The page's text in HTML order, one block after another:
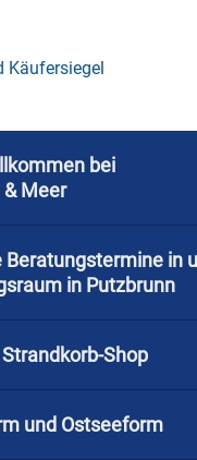
bei
Meer
Beratungstermine in
in Putzbrunn
Shop
und Ostseeform